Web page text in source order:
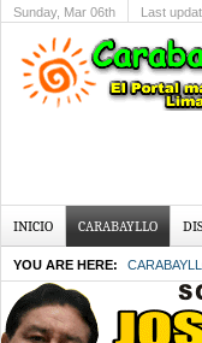
Sunday, Mar 06th Last
INICIO CARABAYLLO
YOU ARE HERE: